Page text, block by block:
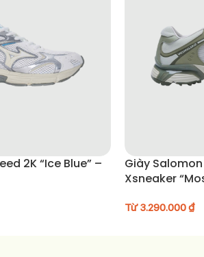
2K “Ice Blue” –
Giày
Xsneaker
Từ3.290.000₫